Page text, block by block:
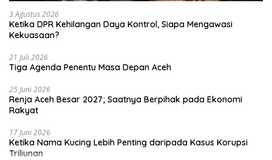
3 Agustus 2026
Ketika DPR Kehilangan Daya Kontrol, Siapa Mengawasi
Kekuasaan?
21 Juli 2026
Tiga Agenda Penentu Masa Depan Aceh
25 Juni 2026
Renja Aceh Besar 2027; Saatnya Berpihak pada Ekonomi
Rakyat
17 Juni 2026
Ketika Nama Kucing Lebih Penting daripada Kasus Korupsi
Triliunan